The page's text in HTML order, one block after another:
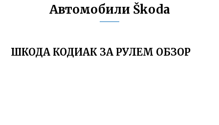
Автомобили Škoda
ШКОДА КОДИАК ЗА РУЛЕМ ОБЗОР